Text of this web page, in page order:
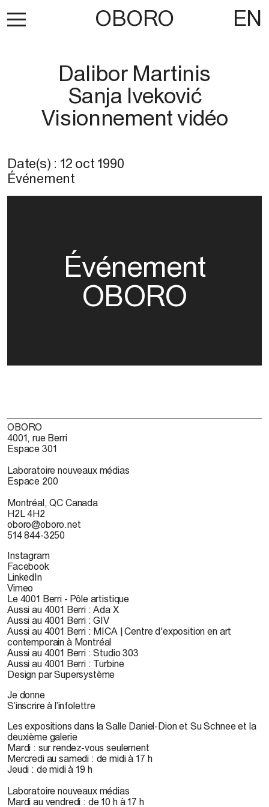
OBORO EN
Dalibor Martinis
Sanja Iveković
Visionnement vidéo
Date(s) : 12 oct 1990
Événement
Événement
OBORO
OBORO
4001, rue Berri
Espace 301
Laboratoire nouveaux médias
Espace 200
Montréal, QC Canada
H2L 4H2
oboro@oboro.net
514 844-3250
Instagram
Facebook
LinkedIn
Vimeo
Le 4001 Berri - Pôle artistique
Aussi au 4001 Berri : Ada X
Aussi au 4001 Berri : GIV
Aussi au 4001 Berri : MICA | Centre d'exposition en art
contemporain à Montréal
Aussi au 4001 Berri : Studio 303
Aussi au 4001 Berri : Turbine
Design par Supersystème
Je donne
S’inscrire à l’infolettre
Les expositions dans la Salle Daniel-Dion et Su Schnee et la
deuxième galerie
Mardi : sur rendez-vous seulement
Mercredi au samedi : de midi à 17 h
Jeudi : de midi à 19 h
Laboratoire nouveaux médias
Mardi au vendredi : de 10 h à 17 h